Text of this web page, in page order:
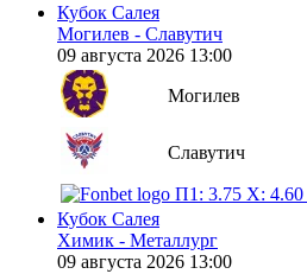
Кубок Салея
Могилев - Славутич
09 августа 2026 13:00
Могилев
Славутич
П1: 3.75 X: 4.60
Кубок Салея
Химик - Металлург
09 августа 2026 13:00